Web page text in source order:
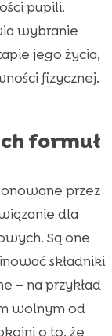
pupili.
wybranie
jego życia,
fizycznej.
formuł
przez
dla
Są one
składniki
– na przykład
wolnym od
o to, że